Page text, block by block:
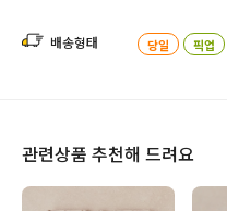
배송형태 당일 픽업
관련상품 추천해 드려요